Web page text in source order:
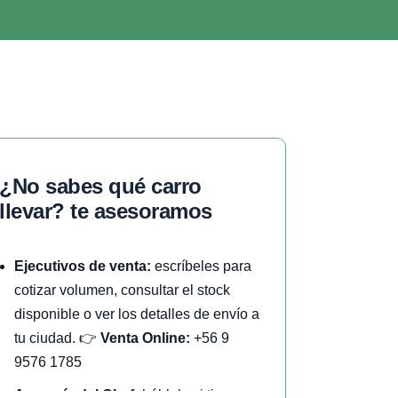
¿no sabes qué carro
llevar? te asesoramos
Ejecutivos de venta: escríbeles para
cotizar volumen, consultar el stock
disponible o ver los detalles de envío a
tu ciudad. 👉 Venta Online: +56 9
9576 1785
Asesoría del Chef: háblale si tienes